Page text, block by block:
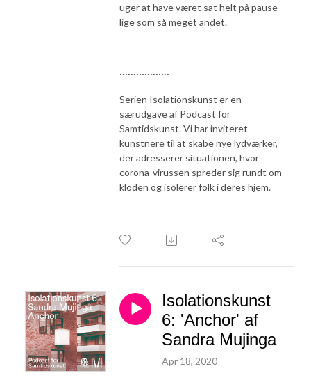
uger at have været sat helt på pause
lige som så meget andet.
··················
Serien Isolationskunst er en
særudgave af Podcast for
Samtidskunst. Vi har inviteret
kunstnere til at skabe nye lydværker,
der adresserer situationen, hvor
corona-virussen spreder sig rundt om
kloden og isolerer folk i deres hjem.
Isolationskunst
6: 'Anchor' af
Sandra Mujinga
Apr 18, 2020